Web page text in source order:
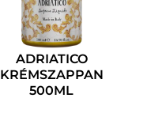
ADRIATICO
KRÉMSZAPPAN
500ML